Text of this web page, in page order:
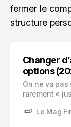
fermer le
structure
Changer
options
On ne va pas
rarement «
milieu de
Le Mag